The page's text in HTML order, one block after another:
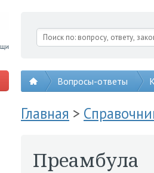
Вопросы-ответы
Главная >
Преамбула